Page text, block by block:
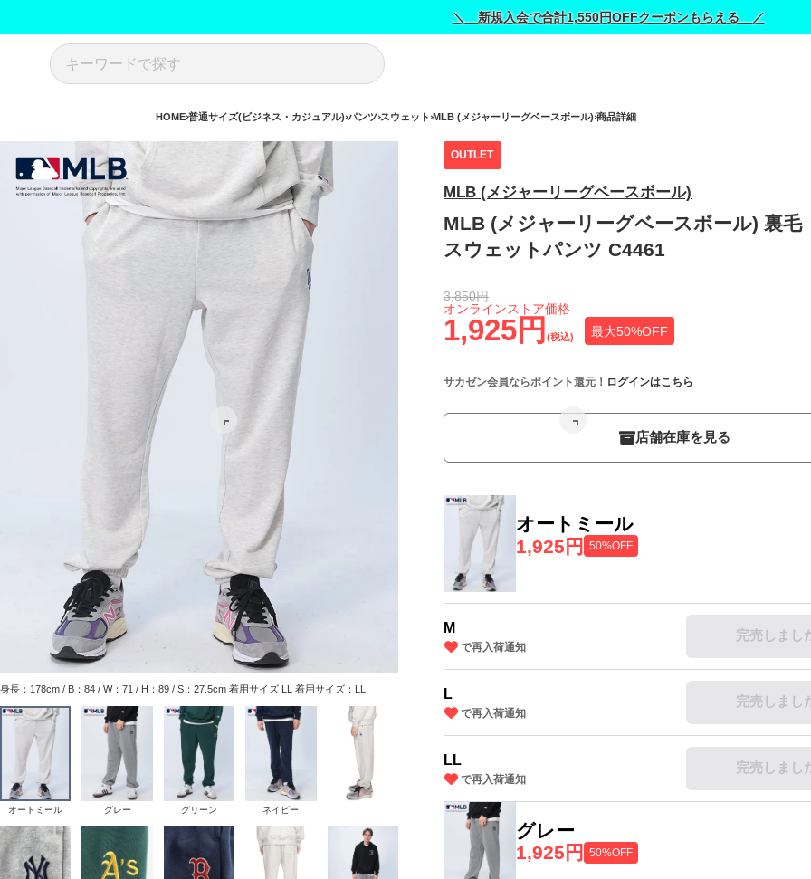
＼ 新規入会で合計1,550円OFFクーポンもらえる ／
HOME 普通サイズ(ビジネス・カジュアル) パンツ スウェット MLB (メジャーリーグベースボール) 商品詳細
OUTLET
MLB (メジャーリーグベースボール)
MLB (メジャーリーグベースボール) 裏毛
スウェットパンツ C4461
1,925円 (税込) 最大50%OFF
オンラインストア価格
3,850円
サカゼン会員ならポイント還元！ ログインはこちら
店舗在庫を見る
オートミール
1,925円
50%OFF
M
で再入荷通知
完売しまし
L
で再入荷通知
完売しまし
LL
で再入荷通知
完売しまし
グレー
1,925円
50%OFF
身長：178cm / B：84 / W：71 / H：89 / S：27.5cm 着用サイズ LL 着用サイズ：LL
オートミール グレー グリーン ネイビー